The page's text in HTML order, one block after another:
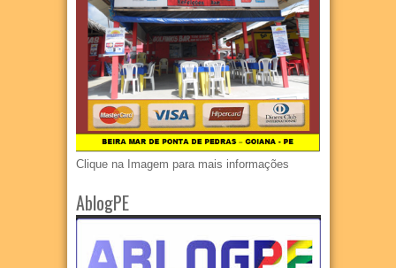
Clique na Imagem para mais informações
AblogPE